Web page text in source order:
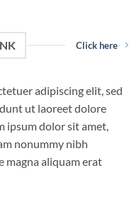
Click here
adipiscing elit, sed
ut laoreet dolore
ipsum dolor sit amet,
nonummy nibh
aliquam erat